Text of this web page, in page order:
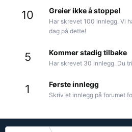
10 Greier ikke å stoppe!
Har skrevet 100 innlegg. Vi
dag på dette!
5 Kommer stadig tilbake
Har skrevet 30 innlegg. Du
1 Første innlegg
Skriv et innlegg på forumet